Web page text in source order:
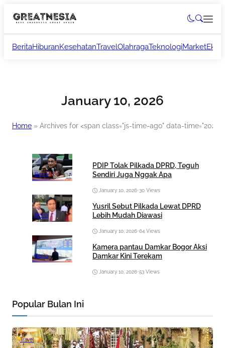
BeritaHiburanKesehatanTravelOlahragaTeknologiMarket
January 10, 2026
Home » Archives for <span class="js-time-ago" data-time="2026-
Berita
PDIP Tolak Pilkada DPRD, Teguh
Sendiri Juga Nggak Apa
January 10, 2026•30 Views
Berita
Yusril Sebut Pilkada Lewat DPRD
Lebih Mudah Diawasi
January 10, 2026•64 Views
Berita
Kamera pantau Damkar Bogor Aksi
Damkar Kini Terekam
January 10, 2026•53 Views
Popular Bulan Ini
Travel